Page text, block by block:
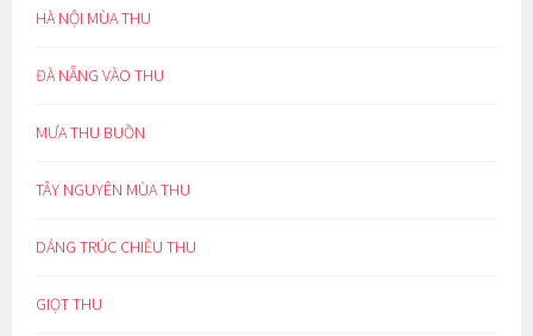
HÀ NỘI MÙA THU
ĐÀ NẴNG VÀO THU
MƯA THU BUỒN
TÂY NGUYÊN MÙA THU
DÁNG TRÚC CHIỀU THU
GIỌT THU